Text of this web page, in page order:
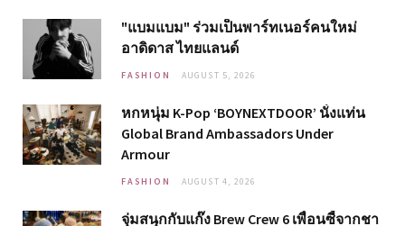
"แบมแบม" ร่วมเป็นพาร์ทเนอร์คนใหม่
อาดิดาส ไทยแลนด์
FASHION AUGUST 5, 2026
หกหนุ่ม K-Pop ‘BOYNEXTDOOR’ นั่งแท่น
Global Brand Ambassadors Under
Armour
FASHION AUGUST 4, 2026
จุ่มสนุกกับแก๊ง Brew Crew 6 เพื่อนซี้จากชา